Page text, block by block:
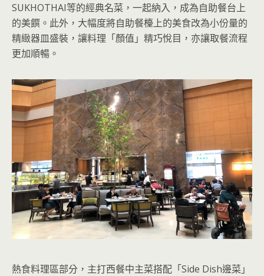
SUKHOTHAI等的經典名菜，一起納入，成為自助餐台上
的美饌。此外，大幅度將自助餐檯上的美食改為小份量的
精緻器皿盛裝，讓料理「顏值」精巧悅目，亦讓取餐流程
更加順暢。
熱食料理區部分，主打西餐中主菜搭配「Side Dish邊菜」